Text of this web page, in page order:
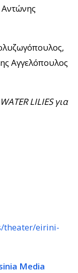
Αγγελόπουλος
WATER LILIESγια
theater/eirini-
Media